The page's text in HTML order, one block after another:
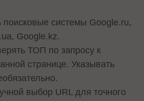
поисковые системы Google.ru,
Google.kz.
ТОП по запросу к
странице. Указывать
выбор URL для точного